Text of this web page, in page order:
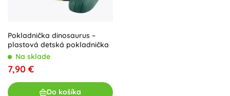
Pokladnička dinosaurus –
plastová detská pokladnička
Na sklade
7,90 €
Do košíka